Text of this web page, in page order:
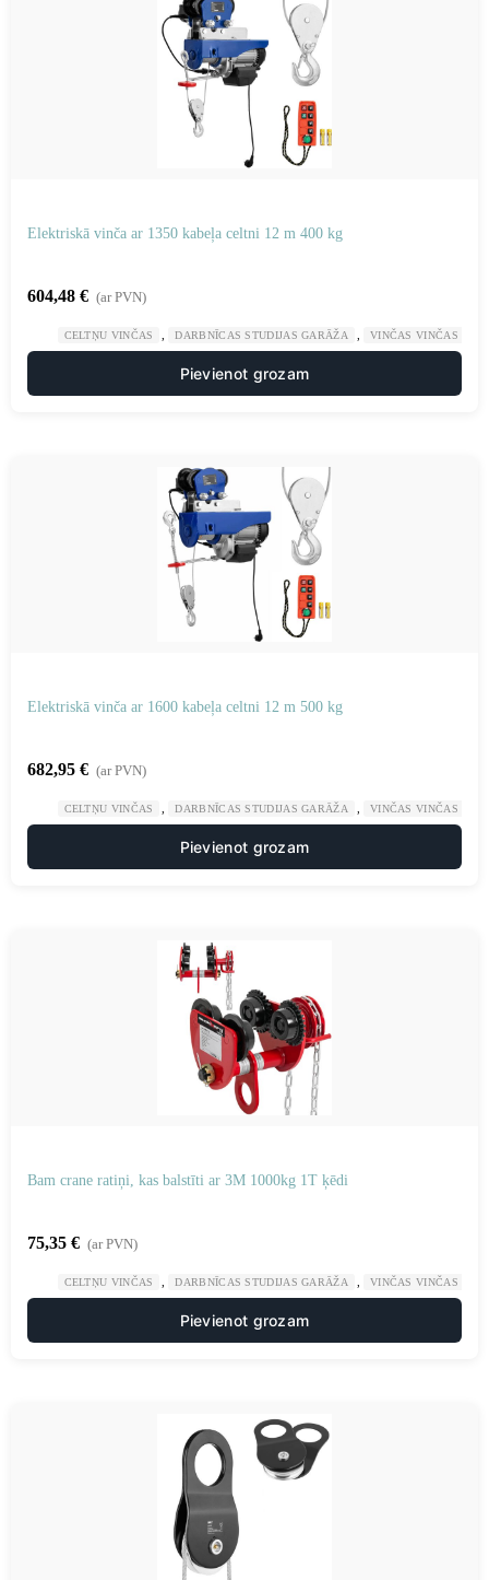
Elektriskā vinča ar 1350 kabeļa celtni 12 m 400 kg
604,48 € (ar PVN)
CELTŅU VINČAS DARBNĪCAS STUDIJAS GARĀŽA VINČAS VINČAS
Pievienot grozam
Elektriskā vinča ar 1600 kabeļa celtni 12 m 500 kg
682,95 € (ar PVN)
CELTŅU VINČAS DARBNĪCAS STUDIJAS GARĀŽA VINČAS VINČAS
Pievienot grozam
Bam crane ratiņi, kas balstīti ar 3M 1000kg 1T ķēdi
75,35 € (ar PVN)
CELTŅU VINČAS DARBNĪCAS STUDIJAS GARĀŽA VINČAS VINČAS
Pievienot grozam